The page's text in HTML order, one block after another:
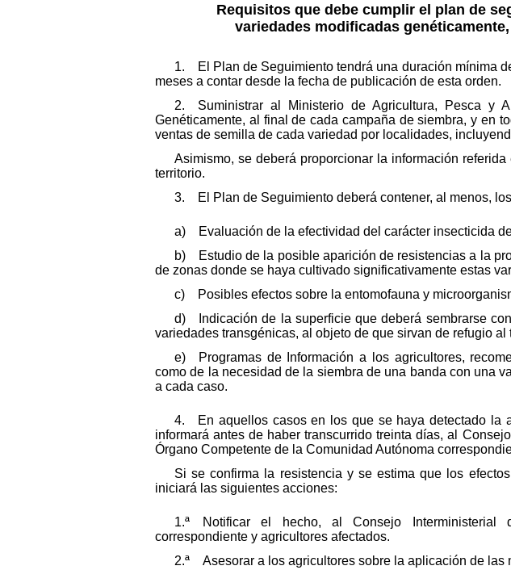
Requisitos que debe cumplir el plan de
variedades modificadas
1. El Plan de Seguimiento tendrá una duración mínima
meses a contar desde la fecha de publicación de esta orden.
2. Suministrar al Ministerio de Agricultura, Pesca y
Genéticamente, al final de cada campaña de siembra, y en
ventas de semilla de cada variedad por localidades,
Asimismo, se deberá proporcionar la información
territorio.
3. El Plan de Seguimiento deberá contener, al menos,
a) Evaluación de la efectividad del carácter insecticida
b) Estudio de la posible aparición de resistencias a la
de zonas donde se haya cultivado significativamente estas
c) Posibles efectos sobre la entomofauna y
d) Indicación de la superficie que deberá sembrarse
variedades transgénicas, al objeto de que sirvan de refugio al
e) Programas de Información a los agricultores,
como de la necesidad de la siembra de una banda con una
a cada caso.
4. En aquellos casos en los que se haya detectado la
informará antes de haber transcurrido treinta días, al
Órgano Competente de la Comunidad Autónoma
Si se confirma la resistencia y se estima que los
iniciará las siguientes acciones:
1.ª Notificar el hecho, al Consejo Interministerial
correspondiente y agricultores afectados.
2.ª Asesorar a los agricultores sobre la aplicación de las